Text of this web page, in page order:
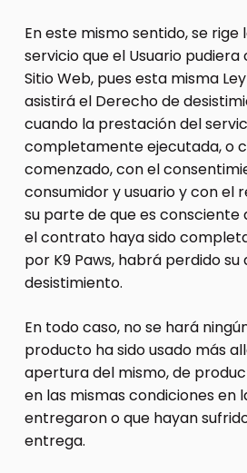
En este mismo sentido, se
servicio que el Usuario
Sitio Web, pues esta misma
asistirá el Derecho de
cuando la prestación del
completamente ejecutada, o
comenzado, con el
consumidor y usuario y con el
su parte de que es consciente
el contrato haya sido
por K9 Paws, habrá perdido
desistimiento.
En todo caso, no se hará
producto ha sido usado más
apertura del mismo, de
en las mismas condiciones en
entregaron o que hayan
entrega.